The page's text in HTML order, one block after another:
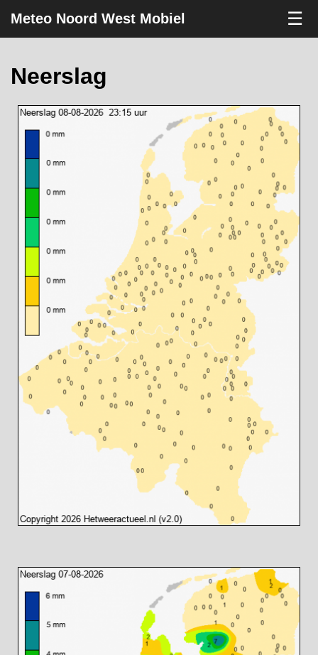
Meteo Noord West Mobiel ☰
Neerslag